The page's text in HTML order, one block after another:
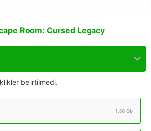
Room: Cursed Legacy
belirtilmedi.
1.66 Gb